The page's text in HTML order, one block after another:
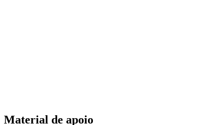
Material de apoio